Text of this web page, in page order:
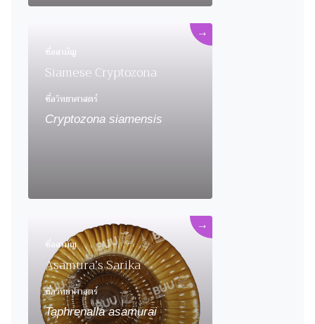
ชื่อสามัญ
Siamese Cryptozona
ชื่อวิทยาศาสตร์
Cryptozona siamensis
→
ชื่อสามัญ
Asamura’s Sarika
ชื่อวิทยาศาสตร์
Taphrenalla asamurai
→